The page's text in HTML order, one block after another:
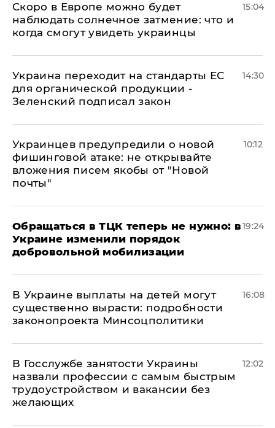
Скоро в Европе можно будет
наблюдать солнечное затмение: что и
когда смогут увидеть украинцы
15:04
Украина переходит на стандарты ЕС
для органической продукции -
Зеленский подписал закон
14:30
Украинцев предупредили о новой
фишинговой атаке: не открывайте
вложения писем якобы от "Новой
почты"
10:12
Обращаться в ТЦК теперь не нужно: в
Украине изменили порядок
добровольной мобилизации
19:24
В Украине выплаты на детей могут
существенно вырасти: подробности
законопроекта Минсоцполитики
16:08
В Госслужбе занятости Украины
назвали профессии с самым быстрым
трудоустройством и вакансии без
желающих
12:02